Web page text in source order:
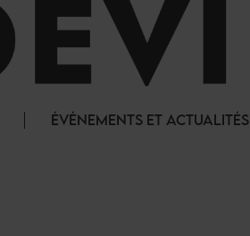
ÉVÉNEMENTS ET ACTUALITÉS